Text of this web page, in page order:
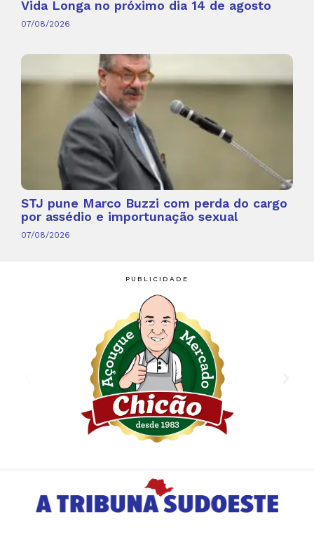
Vida Longa no próximo dia 14 de agosto
07/08/2026
STJ pune Marco Buzzi com perda do cargo
por assédio e importunação sexual
07/08/2026
PUBLICIDADE